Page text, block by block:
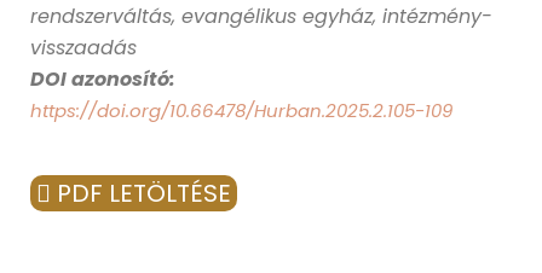
rendszerváltás, evangélikus egyház, intézmény-
visszaadás
DOI azonosító:
https://doi.org/10.66478/Hurban.2025.2.105-109
PDF LETÖLTÉSE